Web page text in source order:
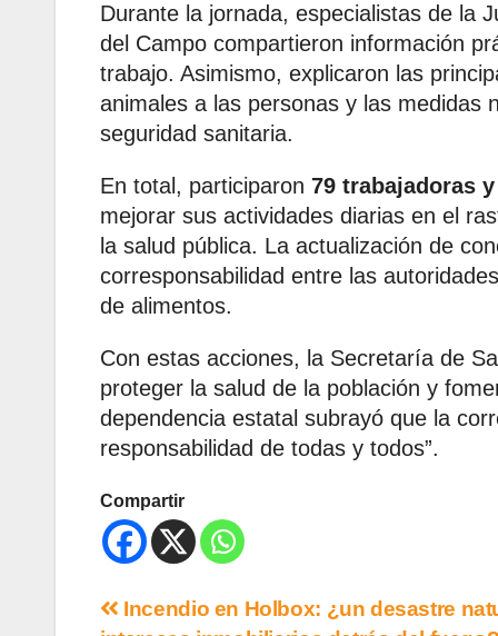
Durante la jornada, especialistas de la
del Campo compartieron información
trabajo. Asimismo, explicaron las
animales a las personas y las medidas
seguridad sanitaria.
En total, participaron 79 trabajadoras
mejorar sus actividades diarias en el
la salud pública. La actualización de
corresponsabilidad entre las
de alimentos.
Con estas acciones, la Secretaría de
proteger la salud de la población y
dependencia estatal subrayó que la
responsabilidad de todas y todos”.
Compartir
Incendio en Holbox: ¿un desastre